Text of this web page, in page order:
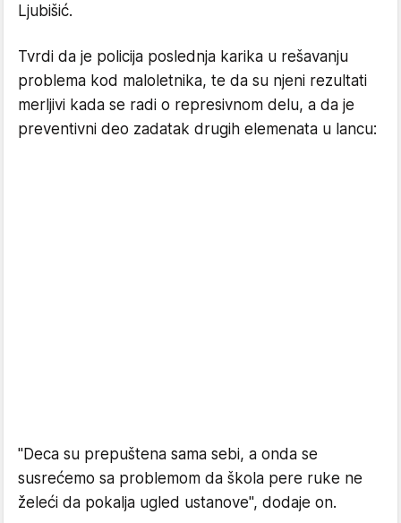
Ljubišić.
Tvrdi da je policija poslednja karika u rešavanju
problema kod maloletnika, te da su njeni rezultati
merljivi kada se radi o represivnom delu, a da je
preventivni deo zadatak drugih elemenata u lancu:
"Deca su prepuštena sama sebi, a onda se
susrećemo sa problemom da škola pere ruke ne
želeći da pokalja ugled ustanove", dodaje on.